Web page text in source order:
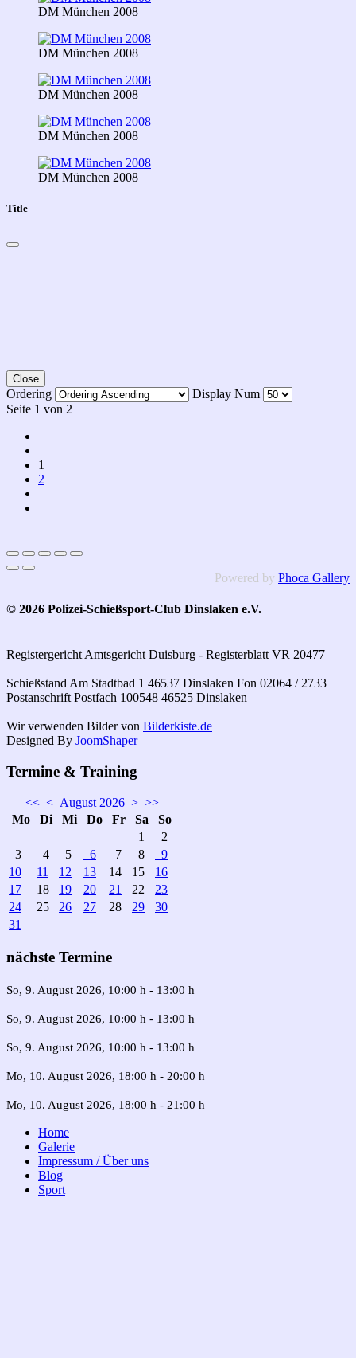
DM München 2008
DM München 2008
DM München 2008
DM München 2008
DM München 2008
Title
Close
Ordering
Display Num
Seite 1 von 2
1
2
Powered by Phoca Gallery
© 2026 Polizei-Schießsport-Club Dinslaken e.V.
Registergericht Amtsgericht Duisburg - Registerblatt VR 20477
Schießstand Am Stadtbad 1 46537 Dinslaken Fon 02064 / 2733
Postanschrift Postfach 100548 46525 Dinslaken
Wir verwenden Bilder von Bilderkiste.de
Designed By JoomShaper
Termine & Training
<< < August 2026 > >>
Mo
Di Mi Do Fr Sa
So
1
2
3
4 5 6 7 8
9
10
11 12 13 14 15
16
17
18 19 20 21 22
23
24
25 26 27 28 29
30
31
nächste Termine
So, 9. August 2026, 10:00 h - 13:00 h
So, 9. August 2026, 10:00 h - 13:00 h
So, 9. August 2026, 10:00 h - 13:00 h
Mo, 10. August 2026, 18:00 h - 20:00 h
Mo, 10. August 2026, 18:00 h - 21:00 h
Home
Galerie
Impressum / Über uns
Blog
Sport